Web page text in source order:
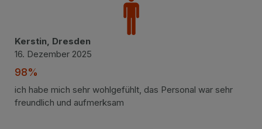
Kerstin, Dresden
16. Dezember 2025
98%
ich habe mich sehr wohlgefühlt, das Personal war sehr
freundlich und aufmerksam